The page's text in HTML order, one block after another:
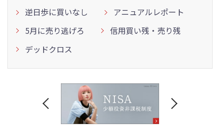
逆日歩に買いなし
アニュアルレポート
5月に売り逃げろ
信用買い残・売り残
デッドクロス